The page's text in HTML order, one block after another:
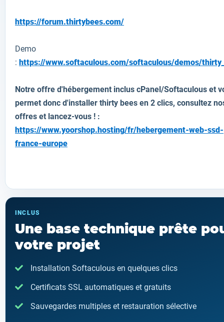
https://forum.thirtybees.com/
Demo
: https://www.softaculous.com/softaculous/demos/
Notre offre d'hébergement inclus cPanel/Softaculous et
permet donc d'installer thirty bees en 2 clics, consultez
offres et lancez-vous ! :
https://www.yoorshop.hosting/fr/hebergement-web-ssd-
france-europe
INCLUS
Une base technique prête
votre projet
Installation Softaculous en quelques clics
Certificats SSL automatiques et gratuits
Sauvegardes multiples et restauration sélective